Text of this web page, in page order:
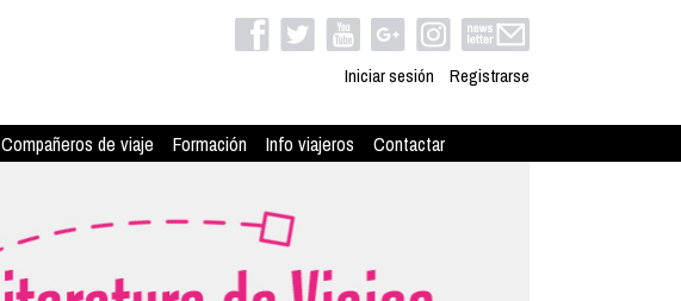
Iniciar sesión Registrarse
Compañeros de viaje Formación Info viajeros Contactar